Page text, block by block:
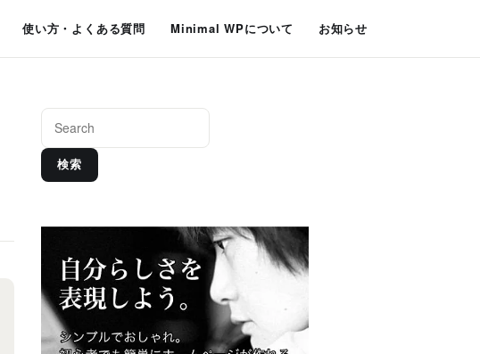
使い方・よくある質問 Minimal WPについて お知らせ
検索